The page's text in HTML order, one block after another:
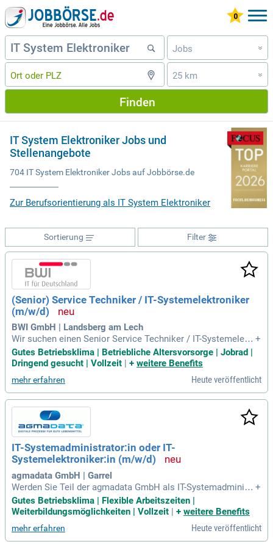
Jobs »
25 km »
Finden
IT System Elektroniker Jobs und
Stellenangebote
704 IT System Elektroniker Jobs auf Jobbörse.de
Zur Berufsorientierung als IT System Elektroniker
Filter
Sortierung
(Senior) Service Techniker / IT-Systemelektroniker
(m/w/d)
BWI GmbH | Landsberg am Lech
Wir suchen einen Senior Service Techniker / IT-Systemelektr
oniker (m/w/d) in München (Nord) oder Landsberg am Lech.
Sie unterstützen die Bundeswehr mit Vor-Ort-Services wie E
n. Zu Ihren Aufgaben zählen Installation, Inbetriebnahme so
wie Wartung von Hardware und die Durchführung von IMAC
D-Aufträgen. Im 1st- und 2nd-Level-Support stehen Sie den U
sern zur Seite und unterstützen sie bei der Nutzung der IT-Inf
rastruktur. Zudem übernehmen Sie die Inbetriebsetzung von
Netzwerk- und Serverumgebungen und begleiten wichtige Pr
ojekte. Interessiert? Bewerben Sie sich noch heute!
+
Gutes Betriebsklima | Betriebliche Altersvorsorge | Jobrad |
Dringend gesucht | Vollzeit
+ weitere Benefits
mehr erfahren Heute veröffentlicht
IT-Systemadministrator:in oder IT-
Systemelektroniker:in (m/w/d)
agmadata GmbH | Garrel
Werden Sie Teil der agmadata GmbH als IT-Systemadministr
ator:in oder IT-Systemelektroniker:in (m/w/d) und gestalten
Sie digitale Prozesse in der Lebensmittelbranche! Seit über
30 Jahren optimieren wir die Wertschöpfungskette tierische
r Lebensmittel mit innovativen Softwarelösungen. Ihre Aufg
aben umfassen die Administration von Windows-Client- und
+
Gutes Betriebsklima | Flexible Arbeitszeiten |
Weiterbildungsmöglichkeiten | Vollzeit | + weitere Benefits
mehr erfahren Heute veröffentlicht